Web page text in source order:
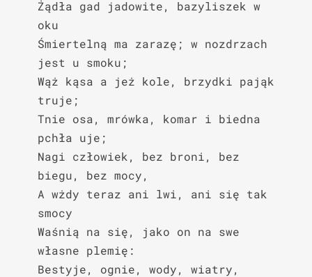
Żądła gad jadowite, bazyliszek w
oku
Śmiertelną ma zarazę; w nozdrzach
jest u smoku;
Wąż kąsa a jeż kole, brzydki pająk
truje;
Tnie osa, mrówka, komar i biedna
pchła uje;
Nagi człowiek, bez broni, bez
biegu, bez mocy,
A wżdy teraz ani lwi, ani się tak
smocy
Waśnią na się, jako on na swe
własne plemię:
Bestyje, ognie, wody, wiatry,